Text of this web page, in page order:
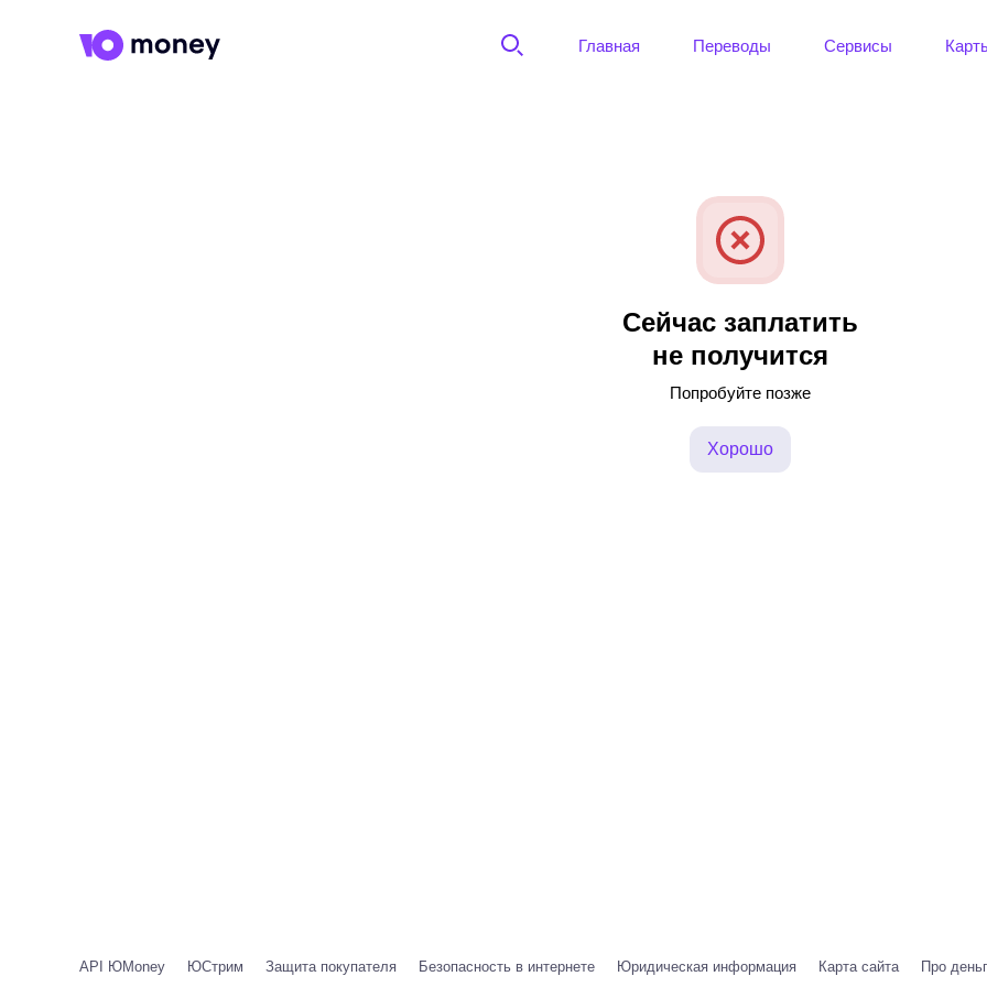
Главная Переводы Сервисы
Сейчас заплатить
не получится
Попробуйте позже
Хорошо
API ЮMoney ЮСтрим Защита покупателя Безопасность в интернете Юридическая информация Карта сайта Про